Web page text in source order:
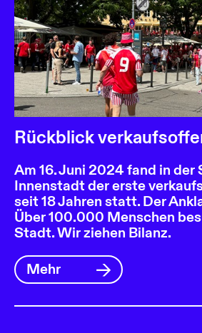
Rückblick
Am 16. Juni 2024 fand in
Innenstadt der erste
seit 18 Jahren statt. Der
Über 100.000 Menschen
Stadt. Wir ziehen Bilanz.
Mehr